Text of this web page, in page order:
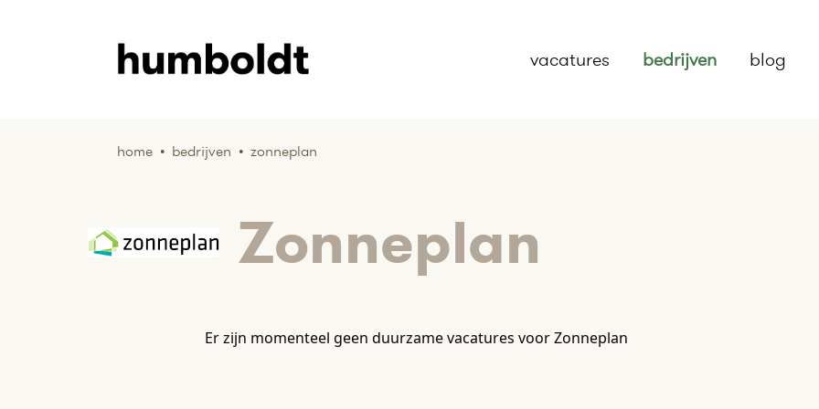
vacatures bedrijven blog
home • bedrijven • zonneplan
Zonneplan
Er zijn momenteel geen duurzame vacatures voor Zonneplan